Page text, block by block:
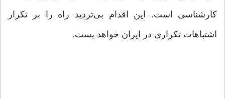
کارشناسی است. این اقدام بی‌تردید راه را بر تکرار
اشتباهات تکراری در ایران خواهد بست.